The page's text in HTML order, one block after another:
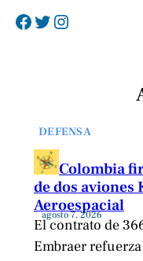
Facebook Twitter Instagram
DEFENSA
Colombia
de dos aviones
Aeroespacial
agosto 7, 2026
El contrato de
Embraer